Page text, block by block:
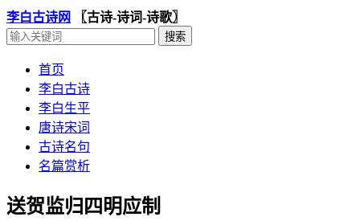
李白古诗网 〖古诗-诗词-诗歌〗
首页
李白古诗
李白生平
唐诗宋词
古诗名句
名篇赏析
送贺监归四明应制